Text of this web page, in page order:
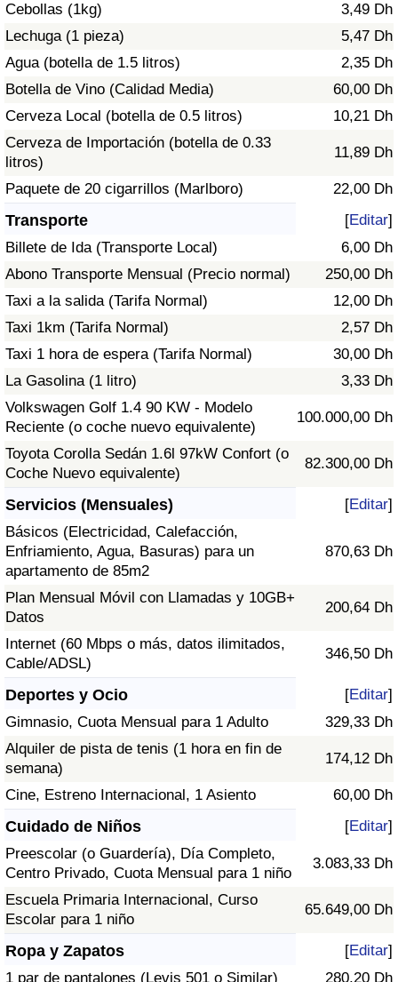
Cebollas (1kg)
3,49 Dh
Lechuga (1 pieza)
5,47 Dh
Agua (botella de 1.5 litros)
2,35 Dh
Botella de Vino (Calidad Media)
60,00 Dh
Cerveza Local (botella de 0.5 litros)
10,21 Dh
Cerveza de Importación (botella de 0.33
litros)
11,89 Dh
Paquete de 20 cigarrillos (Marlboro) 22,00 Dh
Transporte [Editar]
Billete de Ida (Transporte Local)
6,00 Dh
Abono Transporte Mensual (Precio normal)
250,00 Dh
Taxi a la salida (Tarifa Normal)
12,00 Dh
Taxi 1km (Tarifa Normal)
2,57 Dh
Taxi 1 hora de espera (Tarifa Normal)
30,00 Dh
La Gasolina (1 litro)
3,33 Dh
Volkswagen Golf 1.4 90 KW - Modelo
Reciente (o coche nuevo equivalente)
100.000,00 Dh
Toyota Corolla Sedán 1.6l 97kW Confort (o
Coche Nuevo equivalente)
82.300,00 Dh
Servicios (Mensuales) [Editar]
Básicos (Electricidad, Calefacción,
Enfriamiento, Agua, Basuras) para un
apartamento de 85m2
870,63 Dh
Plan Mensual Móvil con Llamadas y 10GB+
Datos
200,64 Dh
Internet (60 Mbps o más, datos ilimitados,
Cable/ADSL)
346,50 Dh
Deportes y Ocio [Editar]
Gimnasio, Cuota Mensual para 1 Adulto
329,33 Dh
Alquiler de pista de tenis (1 hora en fin de
semana)
174,12 Dh
Cine, Estreno Internacional, 1 Asiento 60,00 Dh
Cuidado de Niños [Editar]
Preescolar (o Guardería), Día Completo,
Centro Privado, Cuota Mensual para 1 niño
3.083,33 Dh
Escuela Primaria Internacional, Curso
Escolar para 1 niño
65.649,00 Dh
Ropa y Zapatos [Editar]
1 par de pantalones (Levis 501 o Similar)
280,20 Dh
Tráfico
Índice de Tráfico
Índice de Tráfico (Actual)
Índice de Tráfico por País